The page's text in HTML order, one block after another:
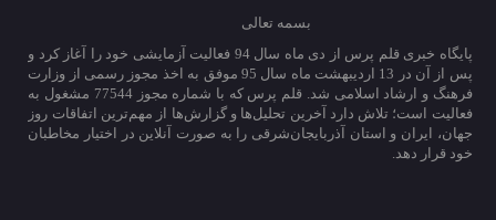
بسمه تعالی
پایگاه خبری قلم پرس از دی ماه سال 94 فعالیت آزمایشی خود را آغاز کرد و
پس از آن در 13 اردیبهشت ماه سال 95 موفق به اخذ مجوز رسمی از وزارت
فرهنگ و ارشاد اسلامی شد. قلم پرس که با شماره مجوز 77544 مشغول به
فعالیت است؛ تلاش دارد آخرین تحلیل‌ها و گزارش‌ها از مهم‌ترین اتفاقات روز
جهان، ایران و استان آذربایجان‌شرقی را به صورت آنلاین در اختیار مخاطبان
خود قرار دهد.